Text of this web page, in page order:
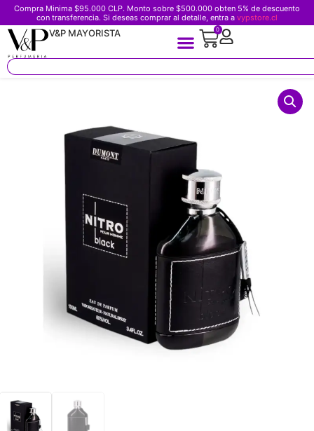
Compra Minima $95.000 CLP. Monto sobre $500.000 obten 5% de descuento
con transferencia. Si deseas comprar al detalle, entra a vypstore.cl
V&P MAYORISTA 0